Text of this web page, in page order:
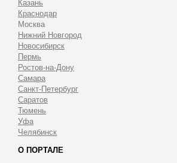
Краснодар
Москва
Нижний Новгород
Новосибирск
Пермь
Ростов-на-Дону
Самара
Санкт-Петербург
Саратов
Тюмень
Уфа
Челябинск
О ПОРТАЛЕ